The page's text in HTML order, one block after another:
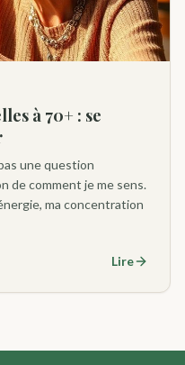
à 70+ : se
une question
de comment je me sens.
ma concentration
Lire